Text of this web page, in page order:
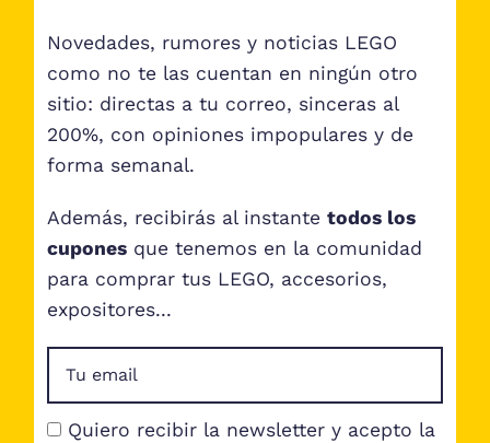
Novedades, rumores y noticias LEGO
como no te las cuentan en ningún otro
sitio: directas a tu correo, sinceras al
200%, con opiniones impopulares y de
forma semanal.
Además, recibirás al instante todos los
cuponesque tenemos en la comunidad
para comprar tus LEGO, accesorios,
expositores...
Quiero recibir la newsletter y acepto la